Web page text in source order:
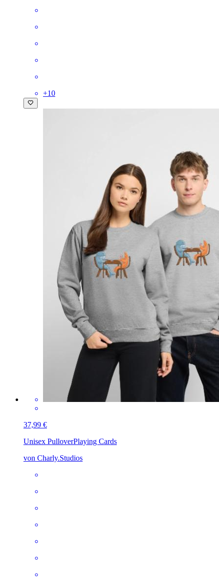
+10
37,99 €
Unisex PulloverPlaying Cards
von Charly.Studios